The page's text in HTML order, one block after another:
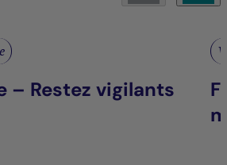
– Restez vigilants